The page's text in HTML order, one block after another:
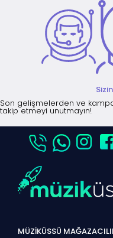
Son gelişmelerden ve
takip etmeyi unutmayın!
MÜZİKÜSSÜ